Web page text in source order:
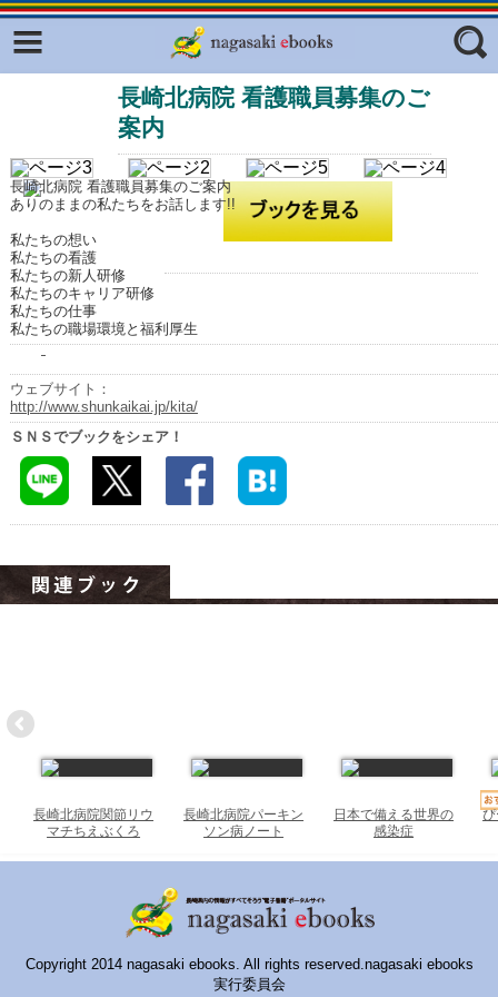
フリーワード
ジャンル
長崎北病院 看護職員募集のご
案内
長崎北病院 看護職員募集のご案内
ありのままの私たちをお話します!!
私たちの想い
私たちの看護
私たちの新人研修
私たちのキャリア研修
私たちの仕事
私たちの職場環境と福利厚生
ウェブサイト：
http://www.shunkaikai.jp/kita/
ＳＮＳでブックをシェア！
長崎北病院関節リウ
マチちえぶくろ
長崎北病院パーキン
ソン病ノート
日本で備える世界の
感染症
Copyright 2014 nagasaki ebooks. All rights reserved.nagasaki ebooks
実行委員会
Facebook
ふくいろキラリプロジェクト
東京観光デジタルパンフレットギャ
ラリー（TOKYO Brochures）
復興応援企画
はじめてご利用される方へ
コンテンツ
広報誌ナビ
長崎と天草地方の潜伏キリシタン
関連遺産
大学・専門学校ナビ
ハイスクールナビ
いきebooks
みなみしまばらebooks
はさみebooks
さいかいイーブックス
長崎MICE観光マップ